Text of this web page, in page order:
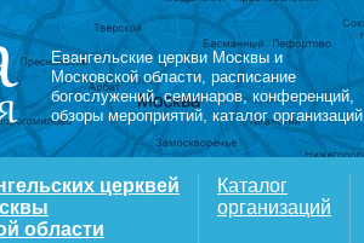
Евангельские церкви Москвы и
Московской области, расписание
богослужений,семинаров,конференций,
обзоры мероприятий, каталог организаций
церквей
области
Каталог
организаций